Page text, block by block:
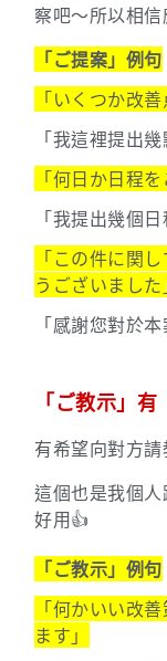
察吧～所以相
「ご提案」例句
「いくつか改
「我這裡提出
「何日か日程
「我提出幾個日
「この件に関
うございました
「感謝您對於
「ご教示」
有希望向對方
這個也是我個
好用👍
「ご教示」例句
「何かいい改
ます」